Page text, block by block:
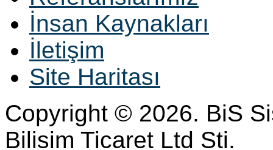
İnsan Kaynakları
İletişim
Site Haritası
Copyright © 2026. BiS
Bilisim Ticaret Ltd Sti.